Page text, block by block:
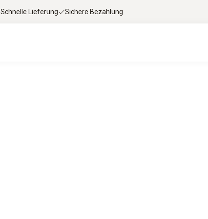
Schnelle Lieferung Sichere Bezahlung